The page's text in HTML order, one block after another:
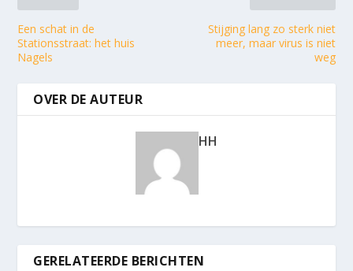
Een schat in de
Stationsstraat: het huis
Nagels
Stijging lang zo sterk niet
meer, maar virus is niet
weg
OVER DE AUTEUR
HH
GERELATEERDE BERICHTEN